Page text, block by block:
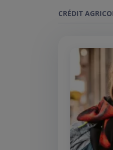
CRÉDIT